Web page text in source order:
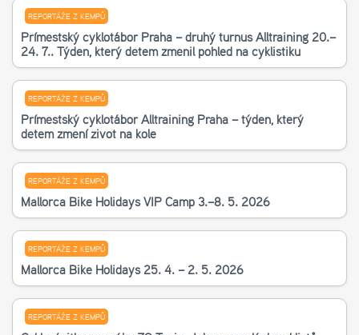
REPORTÁŽE Z KEMPŮ
Příměstský cyklotábor Praha – druhý turnus Alltraining 20.–
24. 7.. Týden, který dětem změnil pohled na cyklistiku
REPORTÁŽE Z KEMPŮ
Příměstský cyklotábor Alltraining Praha – týden, který
dětem změní život na kole
REPORTÁŽE Z KEMPŮ
Mallorca Bike Holidays VIP Camp 3.–8. 5. 2026
REPORTÁŽE Z KEMPŮ
Mallorca Bike Holidays 25. 4. – 2. 5. 2026
REPORTÁŽE Z KEMPŮ